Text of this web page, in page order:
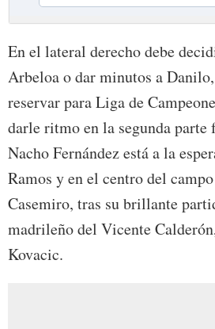
En el lateral derecho debe
Arbeloa o dar minutos a
reservar para Liga de
darle ritmo en la segunda parte
Nacho Fernández está a la
Ramos y en el centro del
Casemiro, tras su brillante
madrileño del Vicente
Kovacic.